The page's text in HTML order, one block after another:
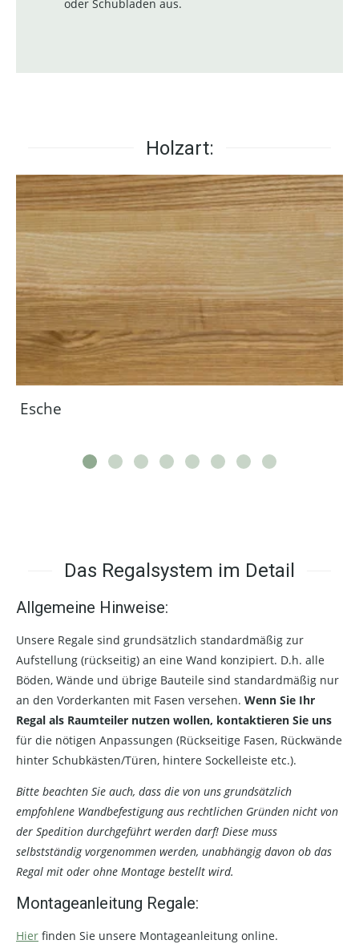
oder Schubladen aus.
Holzart:
Esche
Das Regalsystem im Detail
Allgemeine Hinweise:
Unsere Regale sind grundsätzlich standardmäßig zur
Aufstellung (rückseitig) an eine Wand konzipiert. D.h. alle
Böden, Wände und übrige Bauteile sind standardmäßig nur
an den Vorderkanten mit Fasen versehen. Wenn Sie Ihr
Regal als Raumteiler nutzen wollen, kontaktieren Sie uns
für die nötigen Anpassungen (Rückseitige Fasen, Rückwände
hinter Schubkästen/Türen, hintere Sockelleiste etc.).
Bitte beachten Sie auch, dass die von uns grundsätzlich
empfohlene Wandbefestigung aus rechtlichen Gründen nicht von
der Spedition durchgeführt werden darf! Diese muss
selbstständig vorgenommen werden, unabhängig davon ob das
Regal mit oder ohne Montage bestellt wird.
Montageanleitung Regale:
Hier finden Sie unsere Montageanleitung online.